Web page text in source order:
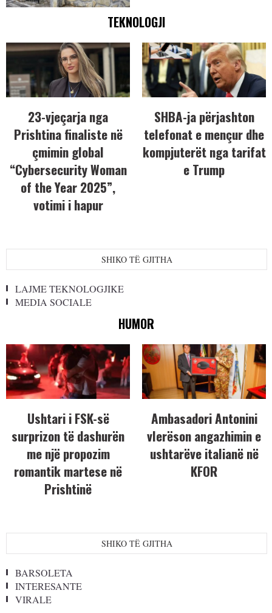
TEKNOLOGJI
23-vjeçarja nga
Prishtina finaliste në
çmimin global
“Cybersecurity Woman
of the Year 2025”,
votimi i hapur
SHBA-ja përjashton
telefonat e mençur dhe
kompjuterët nga tarifat
e Trump
SHIKO TË GJITHA
LAJME TEKNOLOGJIKE
MEDIA SOCIALE
HUMOR
Ushtari i FSK-së
surprizon të dashurën
me një propozim
romantik martese në
Prishtinë
Ambasadori Antonini
vlerëson angazhimin e
ushtarëve italianë në
KFOR
SHIKO TË GJITHA
BARSOLETA
INTERESANTE
VIRALE